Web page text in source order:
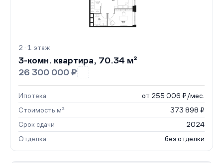
2 · 1 этаж
3-комн. квартира, 70.34 м²
26 300 000 ₽
Ипотека
от 255 006 ₽/мес.
Стоимость м²
373 898 ₽
Срок сдачи
2024
Отделка
без отделки